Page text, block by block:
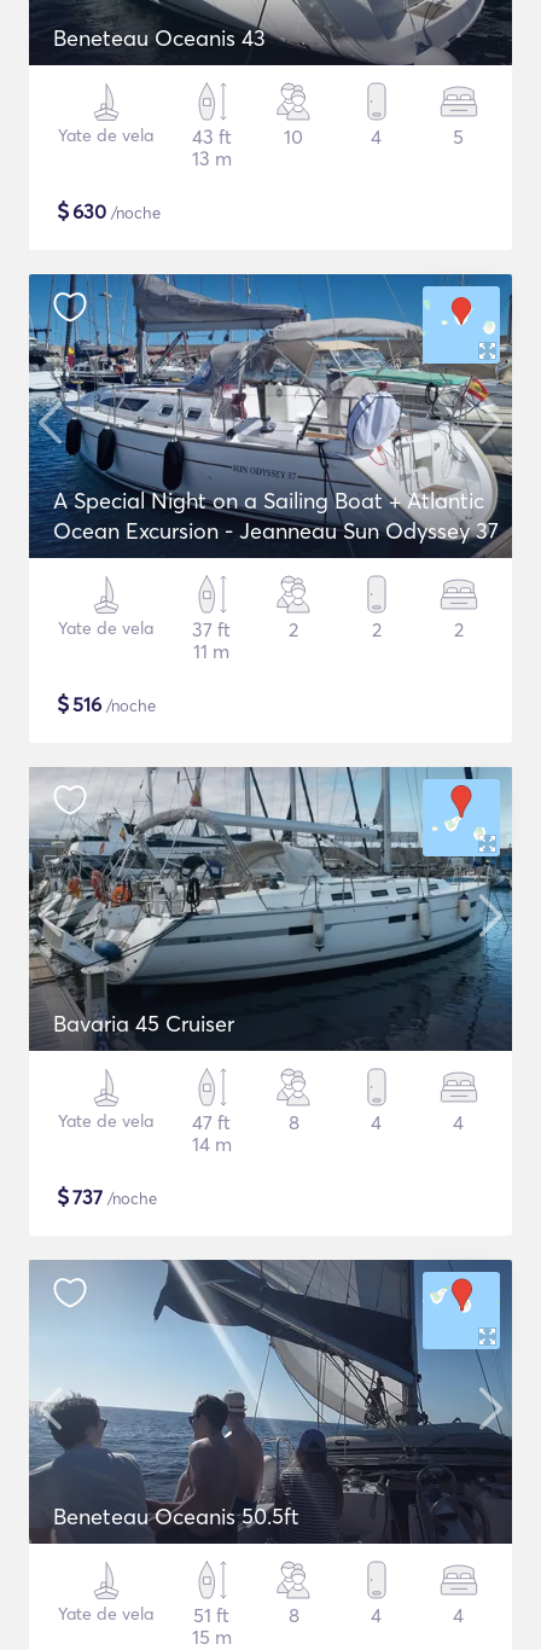
Beneteau Oceanis 43
Yate de vela
43 ft
13 m
10 4 5
$630 /noche
A Special Night on a Sailing Boat + Atlantic
Ocean Excursion - Jeanneau Sun Odyssey 37
Yate de vela
37 ft
11 m
2 2 2
$516 /noche
Bavaria 45 Cruiser
Yate de vela
47 ft
14 m
8 4 4
$737 /noche
Beneteau Oceanis 50.5ft
Yate de vela
51 ft
15 m
8 4 4